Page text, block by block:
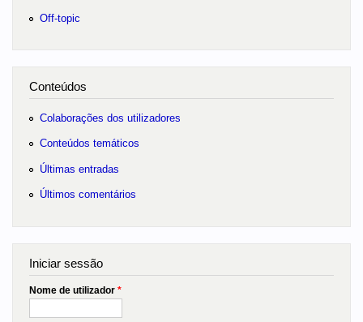
Off-topic
Conteúdos
Colaborações dos utilizadores
Conteúdos temáticos
Últimas entradas
Últimos comentários
Iniciar sessão
Nome de utilizador *